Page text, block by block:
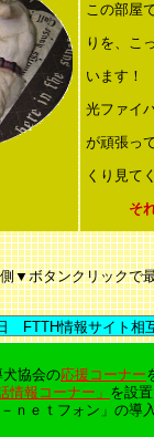
この部屋
りを、こ
います！
光ファイ
が頑張っ
くり見
それで
▼ボタンクリックで
協会の応援コーナー
情報コーナー」 を設
ｎｅｔフォン」の導